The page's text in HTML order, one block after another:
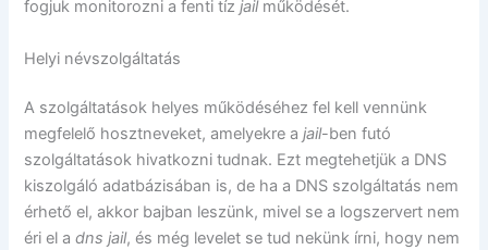
fogjuk monitorozni a fenti tízjailműködését.
Helyi névszolgáltatás
A szolgáltatások helyes működéséhez fel kell vennünk
megfelelő hosztneveket, amelyekre ajail-ben futó
szolgáltatások hivatkozni tudnak. Ezt megtehetjük a DNS
kiszolgáló adatbázisában is, de ha a DNS szolgáltatás nem
érhető el, akkor bajban leszünk, mivel se a logszervert nem
éri el adns jail, és még levelet se tud nekünk írni, hogy nem